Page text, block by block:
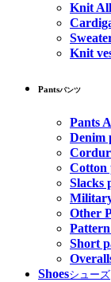
Knit All
Knit
Pantsパンツ
Pants
Denim
Cotton
Slacks
Other
Short
Shoesシューズ